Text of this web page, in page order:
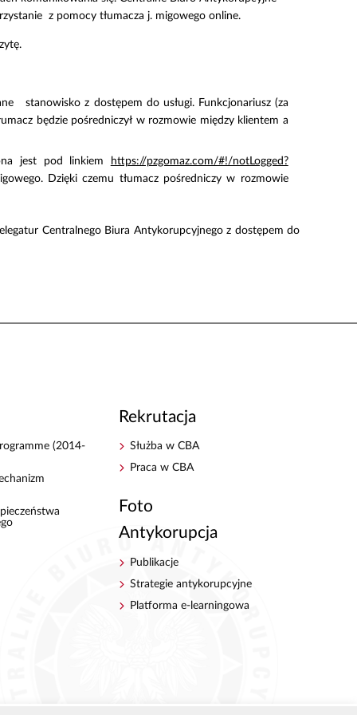
z pomocy tłumacza j. migowego online.
stanowisko z dostępem do usługi. Funkcjonariusz (za
będzie pośredniczył w rozmowie między klientem a
jest pod linkiem
https://pzgomaz.com/#!/notLogged?
Dzięki czemu tłumacz pośredniczy w rozmowie
Centralnego Biura Antykorupcyjnego z dostępem do
(2014-
Rekrutacja
Służba w CBA
Praca w CBA
Foto
Antykorupcja
Publikacje
Strategie antykorupcyjne
Platforma e-learningowa